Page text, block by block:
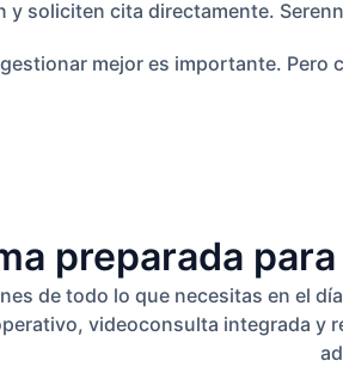
y soliciten cita directamente.
mejor es importante. Pero
preparada
de todo lo que necesitas en el
videoconsulta integrada y